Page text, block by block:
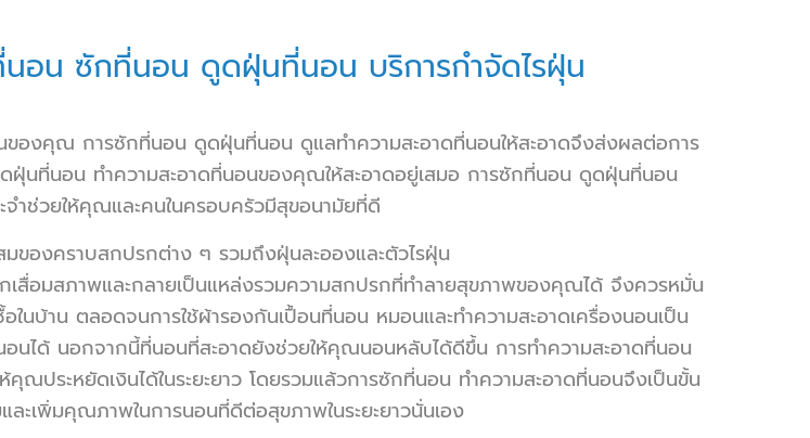
นอน ซักที่นอน ดูดฝุ่นที่นอน บริการกำจัดไรฝุ่น
องคุณ การซักที่นอน ดูดฝุ่นที่นอน ดูแลทำความสะอาดที่นอนให้สะอาดจึงส่งผลต่อการ
ที่นอน ทำความสะอาดที่นอนของคุณให้สะอาดอยู่เสมอ การซักที่นอน ดูดฝุ่นที่นอน
จำช่วยให้คุณและคนในครอบครัวมีสุขอนามัยที่ดี
ของคราบสกปรกต่าง ๆ รวมถึงฝุ่นละอองและตัวไรฝุ่น
สื่อมสภาพและกลายเป็นแหล่งรวมความสกปรกที่ทำลายสุขภาพของคุณได้ จึงควรหมั่น
อในบ้าน ตลอดจนการใช้ผ้ารองกันเปื้อนที่นอน หมอนและทำความสะอาดเครื่องนอนเป็น
นได้ นอกจากนี้ที่นอนที่สะอาดยังช่วยให้คุณนอนหลับได้ดีขึ้น การทำความสะอาดที่นอน
ประหยัดเงินได้ในระยะยาว โดยรวมแล้วการซักที่นอน ทำความสะอาดที่นอนจึงเป็นขั้น
ะเพิ่มคุณภาพในการนอนที่ดีต่อสุขภาพในระยะยาวนั่นเอง